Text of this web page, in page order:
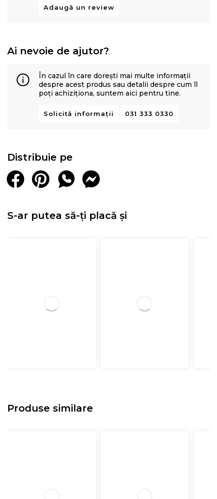
Adaugă un review
Ai nevoie de ajutor?
În cazul în care dorești mai multe informații
despre acest produs sau detalii despre cum îl
poți achiziționa, suntem aici pentru tine.
Solicită informații 031 333 0330
Distribuie pe
S-ar putea să-ți placă și
Produse similare